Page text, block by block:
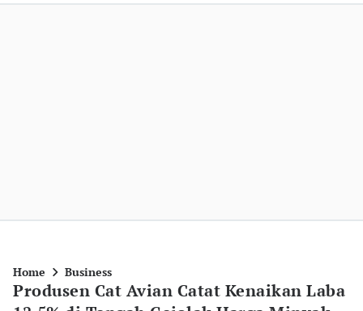
Home Business
Produsen Cat Avian Catat Kenaikan Laba